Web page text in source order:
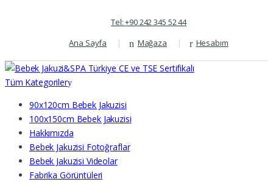
Tel: +90 242 345 52 44
Ana Sayfa
Mağaza Hesabım
Tüm Kategoriler
90x120cm Bebek Jakuzisi
100x150cm Bebek Jakuzisi
Hakkımızda
Bebek Jakuzisi Fotoğraflar
Bebek Jakuzisi Videolar
Fabrika Görüntüleri